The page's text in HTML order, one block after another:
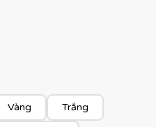
khung
Vàng Trắng